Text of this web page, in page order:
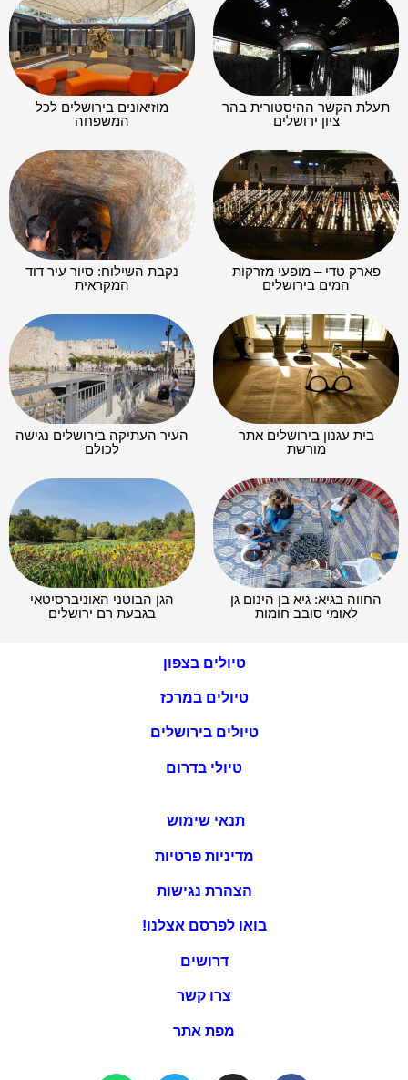
תעלת הקשר ההיסטורית בהר
ציון ירושלים
מוזיאונים בירושלים לכל
המשפחה
פארק טדי – מופעי מזרקות
המים בירושלים
נקבת השילוח: סיור עיר דוד
המקראית
בית עגנון בירושלים אתר
מורשת
העיר העתיקה בירושלים נגישה
לכולם
החווה בגיא: גיא בן הינום גן
לאומי סובב חומות
הגן הבוטני האוניברסיטאי
בגבעת רם ירושלים
טיולים בצפון
טיולים במרכז
טיולים בירושלים
טיולי בדרום
תנאי שימוש
מדיניות פרטיות
הצהרת נגישות
בואו לפרסם אצלנו!
דרושים
צרו קשר
מפת אתר